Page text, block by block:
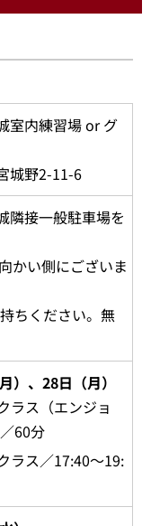
室内練習場 or グ
城野2-11-6
隣接一般駐車場を
かい側にございま
ちください。無
）、28日（月）
ラス（エンジョ
60分
ラス／17:40～19: